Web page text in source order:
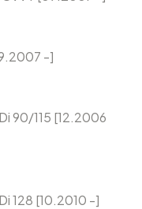
-]
90/115 [12.2006
128 [10.2010 -]